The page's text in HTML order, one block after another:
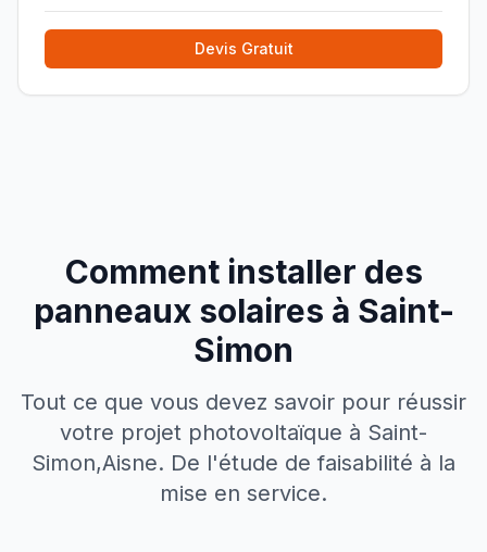
Devis Gratuit
Comment installer des
panneaux solaires à Saint-
Simon
Tout ce que vous devez savoir pour réussir
votre projet photovoltaïque à Saint-
Simon,Aisne. De l'étude de faisabilité à la
mise en service.